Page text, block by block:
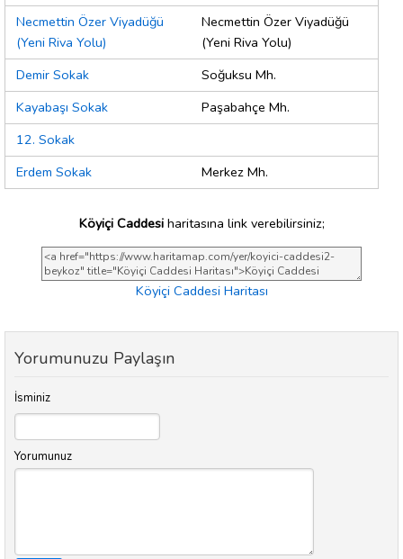
Necmettin Özer Viyadüğü
(Yeni Riva Yolu)
Necmettin Özer Viyadüğü
(Yeni Riva Yolu)
Demir Sokak
Soğuksu Mh.
Kayabaşı Sokak
Paşabahçe Mh.
12. Sokak
Erdem Sokak
Merkez Mh.
Köyiçi Caddesiharitasına link verebilirsiniz;
Köyiçi Caddesi Haritası
Yorumunuzu Paylaşın
İsminiz
Yorumunuz